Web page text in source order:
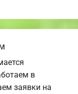
в
заявки на